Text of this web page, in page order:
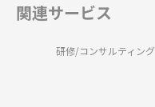
関連サービス
研修/コンサルティング